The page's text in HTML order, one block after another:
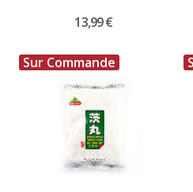
13,99 €
Sur Commande